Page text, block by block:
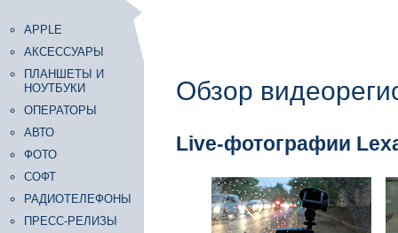
APPLE
АКСЕССУАРЫ
ПЛАНШЕТЫ И
НОУТБУКИ
ОПЕРАТОРЫ
АВТО
ФОТО
СОФТ
РАДИОТЕЛЕФОНЫ
ПРЕСС-РЕЛИЗЫ
Обзор
Live-фотографии